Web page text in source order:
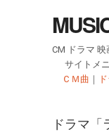
CM ドラマ
サイトメ
ＣＭ曲 ｜
ドラマ